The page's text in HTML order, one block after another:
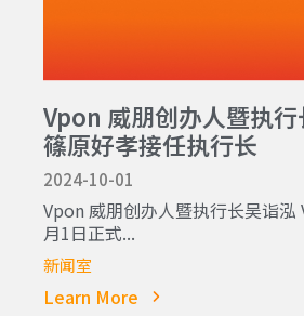
Vpon 威朋创办人暨执
篠原好孝接任执行长
2024-10-01
Vpon 威朋创办人暨执行长吴诣
月1日正式...
新闻室
Learn More